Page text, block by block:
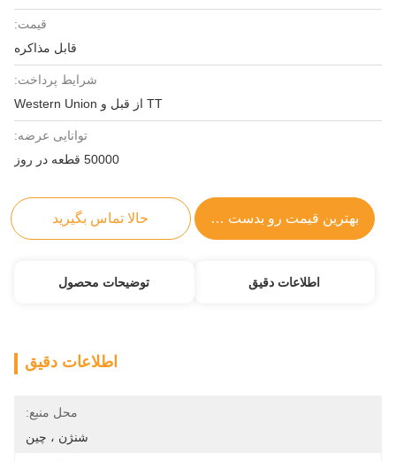
قیمت:
قابل مذاکره
شرایط پرداخت:
TT از قبل و Western Union
توانایی عرضه:
50000 قطعه در روز
بهترین قیمت رو بدست بیار حالا تماس بگیرید
اطلاعات دقیق توضیحات محصول
اطلاعات دقیق
محل منبع:
شنژن ، چین